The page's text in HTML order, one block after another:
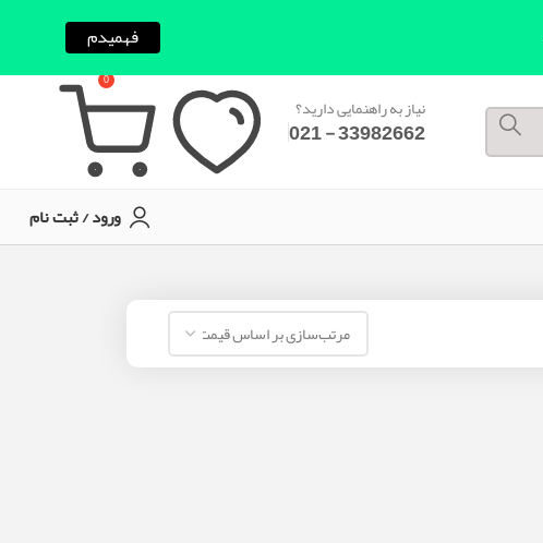
نیاز به راهنمایی دارید؟
33982662 - 021
0
ورود / ثبت نام
فهمیدم